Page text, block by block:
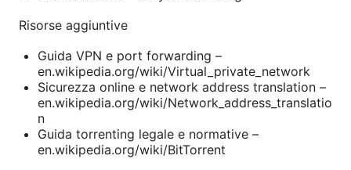
Risorse aggiuntive
Guida VPN e port forwarding –
en.wikipedia.org/wiki/Virtual_private_network
Sicurezza online e network address translation –
en.wikipedia.org/wiki/Network_address_translatio
n
Guida torrenting legale e normative –
en.wikipedia.org/wiki/BitTorrent